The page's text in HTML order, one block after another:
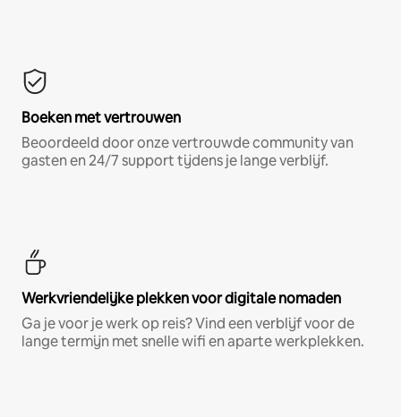
Boeken met vertrouwen
Beoordeeld door onze vertrouwde community van
gasten en 24/7 support tijdens je lange verblijf.
Werkvriendelijke plekken voor digitale nomaden
Ga je voor je werk op reis? Vind een verblijf voor de
lange termijn met snelle wifi en aparte werkplekken.